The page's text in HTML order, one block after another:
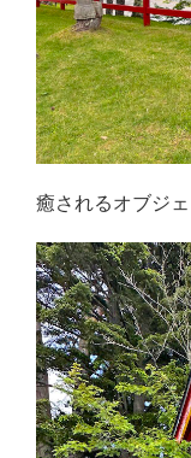
癒されるオブジ